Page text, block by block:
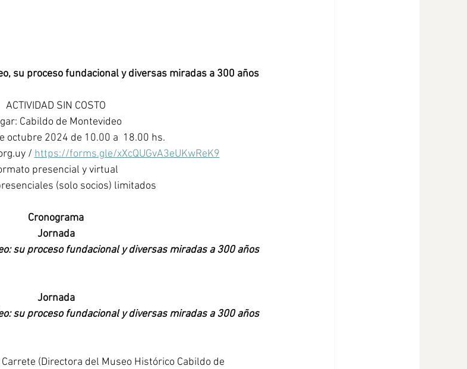
su proceso fundacional y diversas miradas a 300 años
ACTIVIDAD SIN COSTO
Cabildo de Montevideo
octubre 2024 de 10.00 a  18.00 hs.
/ https://forms.gle/xXcQUGvA3eUKwReK9
presencial y virtual
(solo socios) limitados
Cronograma
Jornada
su proceso fundacional y diversas miradas a 300 años
Jornada
su proceso fundacional y diversas miradas a 300 años
(Directora del Museo Histórico Cabildo de